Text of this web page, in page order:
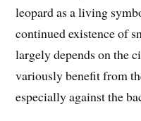
leopard as a living
continued existence of
largely depends on the
variously benefit from
especially against the